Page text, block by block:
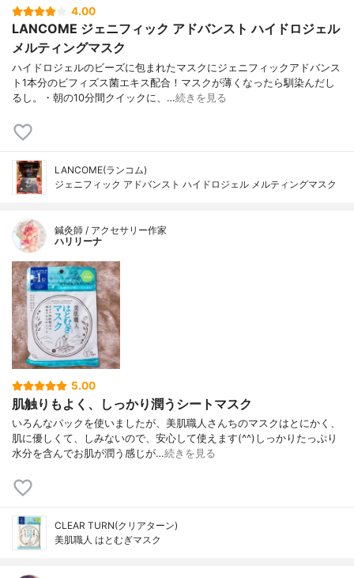
4.00
LANCOME ジェニフィック アドバンスト ハイドロジェル
メルティングマスク
ハイドロジェルのビーズに包まれたマスクにジェニフィックアドバンス
ト1本分のビフィズス菌エキス配合！マスクが薄くなったら馴染んだし
るし。・朝の10分間クイックに、…続きを見る
LANCOME(ランコム)
ジェニフィック アドバンスト ハイドロジェル メルティングマスク
鍼灸師 / アクセサリー作家
ハリリーナ
5.00
肌触りもよく、しっかり潤うシートマスク
いろんなパックを使いましたが、美肌職人さんちのマスクはとにかく、
肌に優しくて、しみないので、安心して使えます(^^)しっかりたっぷり
水分を含んでお肌が潤う感じが…続きを見る
CLEAR TURN(クリアターン)
美肌職人 はとむぎマスク